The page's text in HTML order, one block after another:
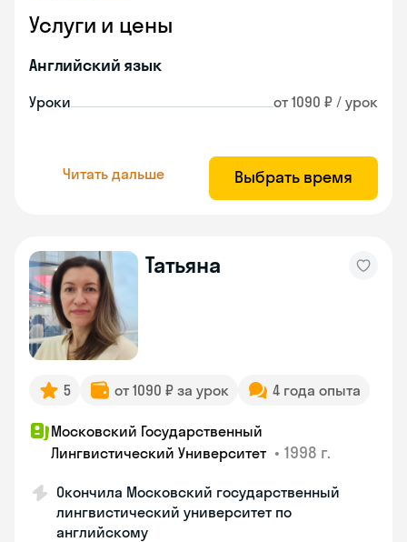
Услуги и цены
Английский язык
Уроки от 1090 ₽ / урок
Читать дальше Выбрать время
Татьяна
5 от 1090 ₽ за урок 4 года опыта
Московский Государственный
Лингвистический Университет • 1998 г.
Окончила Московский государственный
лингвистический университет по
английскому